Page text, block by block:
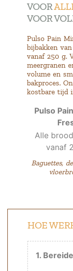
VOOR
VOOR
Pulso Pain
bijbakken
vanaf 250 g.
meergranen
volume en
bakproces.
kostbare tijd
Pulso
Alle
vanaf
Baguettes,
HOE
1.